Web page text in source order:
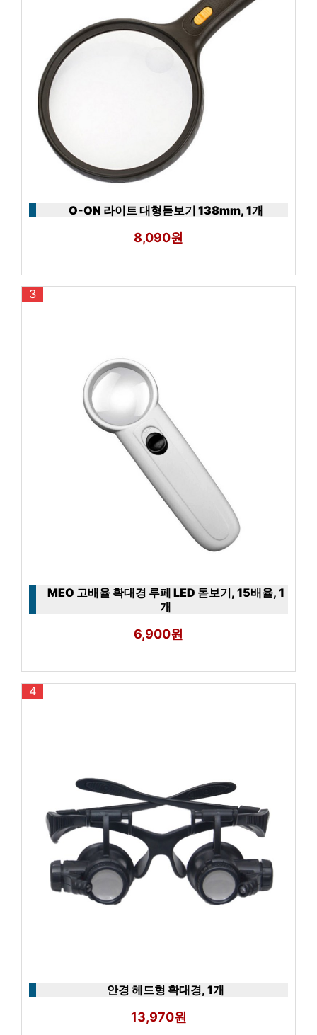
O-ON 라이트 대형돋보기 138mm, 1개
8,090원
3
MEO 고배율 확대경 루페 LED 돋보기, 15배율, 1
개
6,900원
4
안경 헤드형 확대경, 1개
13,970원